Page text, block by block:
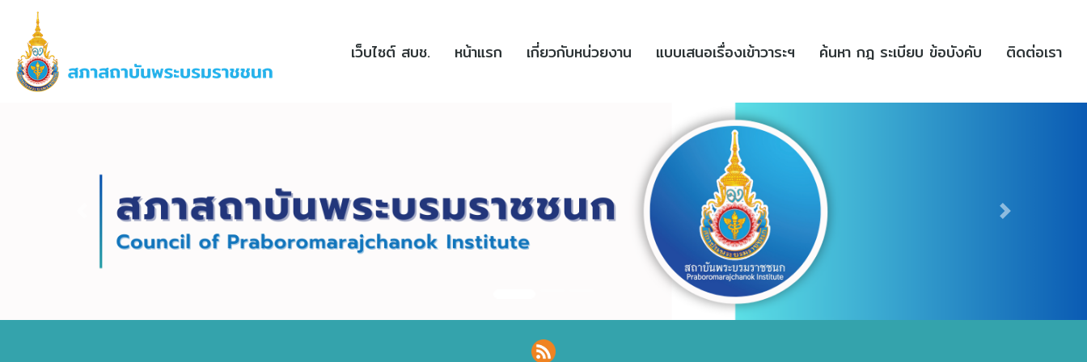
เว็บไซต์ สบช.(current)
หน้าแรก (current)
เกี่ยวกับหน่วยงาน แบบเสนอเรื่องเข้าวาระฯ (current)
ค้นหา กฎ ระเบียบ ข้อบังคับ (current)
ติดต่อเรา
Previous Next